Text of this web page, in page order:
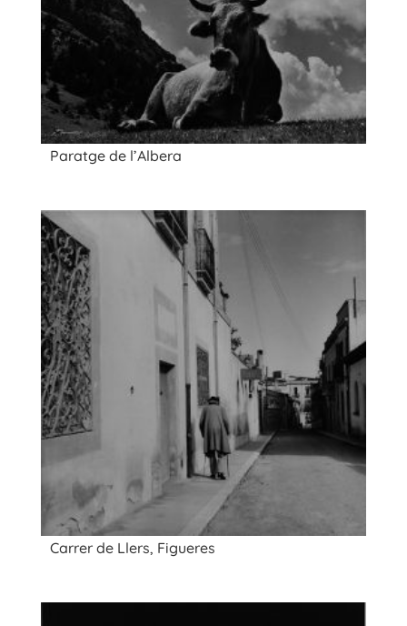
Paratge de l’Albera
Carrer de Llers, Figueres